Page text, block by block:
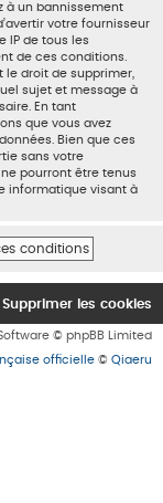
à un bannissement
votre fournisseur
IP de tous les
de ces conditions.
le droit de supprimer,
sujet et message à
En tant
que vous avez
Bien que ces
sans votre
ne pourront être tenus
informatique visant à
Supprimer les cookies
© phpBB Limited
officielle © Qiaeru